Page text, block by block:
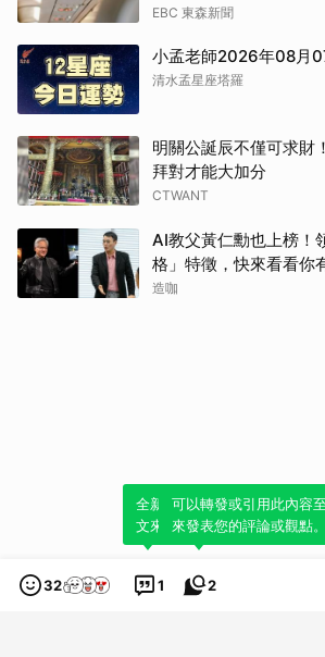
EBC 東森新聞
小孟老師2026年08月
清水孟星座塔羅
明關公誕辰不僅可求
拜對才能大加分
CTWANT
AI教父黃仁勳也上榜！
格」特徵，快來看看你
造咖
32 1
全新體驗！一鍵引用此內容，
文來輕鬆表達個人立場。
2
可以轉發或引用此內容
來發表您的評論或觀點。